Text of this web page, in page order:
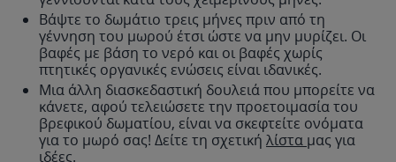
Βάψτε το δωμάτιο τρεις μήνες πριν από τη
γέννηση του μωρού έτσι ώστε να μην μυρίζει. Οι
βαφές με βάση το νερό και οι βαφές χωρίς
πτητικές οργανικές ενώσεις είναι ιδανικές.
Μια άλλη διασκεδαστική δουλειά που μπορείτε να
κάνετε, αφού τελειώσετε την προετοιμασία του
βρεφικού δωματίου, είναι να σκεφτείτε ονόματα
για το μωρό σας! Δείτε τη σχετική λίστα μας για
ιδέες.